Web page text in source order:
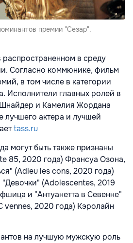
премии "Сезар".
в среду
Согласно коммюнике, фильм
в том числе в категории
Исполнители главных ролей в
и Камелия Жордана
лучшего актера и лучшей
tass.ru
могут быть также признаны
85, 2020 года) Франсуа Озона,
(Adieu les cons, 2020 года)
(Adolescentes, 2019
и "Антуанетта в Севенне"
vennes, 2020 года) Кэролайн
на лучшую мужскую роль